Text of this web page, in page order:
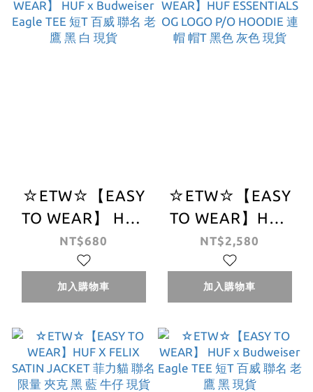
☆ETW☆【EASY
TO WEAR】 HUF
x Budweiser
Eagle TEE 短T 百
威 聯名 老鷹 黑 白
現貨
NT$680
加入購物車
☆ETW☆【EASY
TO WEAR】HUF
ESSENTIALS OG
LOGO P/O
HOODIE 連帽 帽T
黑色 灰色 現貨
NT$2,580
加入購物車